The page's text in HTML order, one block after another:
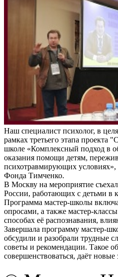
Наш специалист психолог, в
рамках третьего этапа проекта
школе «Комплексный подход в
оказания помощи детям,
психотравмирующих
Фонда Тимченко.
В Москву на мероприятие
России, работающих с детьми
Программа мастер-школы
опросами, а также мастер-
способах её распознавания,
Завершала программу мастер-
обсудили и разобрали трудные
советы и рекомендации. Такое
совершенствоваться, даёт